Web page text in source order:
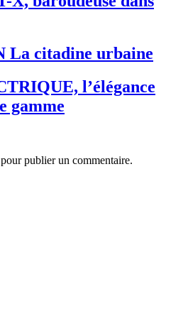
La citadine urbaine
l’élégance
gamme
publier un commentaire.